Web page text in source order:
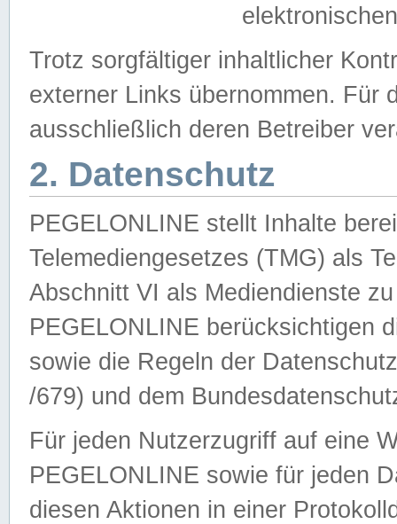
Trotz sorgfältiger inhaltlicher
externer Links übernommen. Für
ausschließlich deren Betreiber
2. Datenschutz
PEGELONLINE stellt Inhalte
Telemediengesetzes (TMG) als
Abschnitt VI als Mediendienste
PEGELONLINE berücksichtigen
sowie die Regeln der
/679) und dem
Für jeden Nutzerzugriff auf eine
PEGELONLINE sowie für jeden
diesen Aktionen in einer